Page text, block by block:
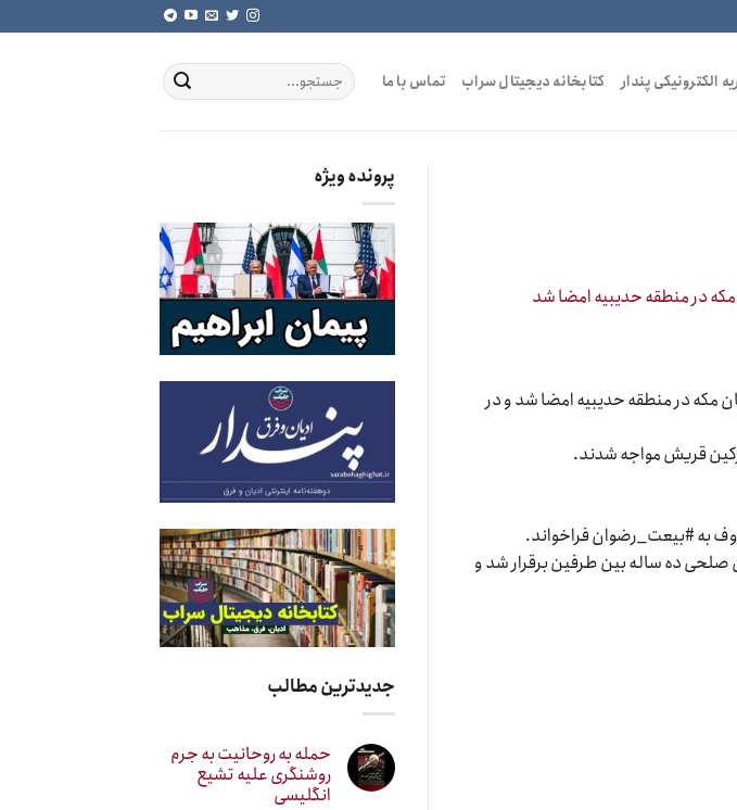
الکترونیکی پندار کتابخانه دیجیتال سراب تماس با ما
در منطقه حدیبیه امضا شد و در
قریش مواجه شدند.
به #بیعت_رضوان فراخواند.
صلحی ده ساله بین طرفین برقرار شد و
پرونده ویژه
جدیدترین مطالب
حمله به روحانیت به جرم
روشنگری علیه تشیع
انگلیسی